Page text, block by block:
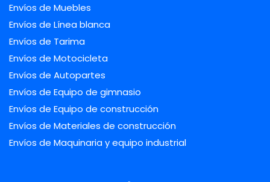
Envíos de Muebles
Envíos de Línea blanca
Envíos de Tarima
Envíos de Motocicleta
Envíos de Autopartes
Envíos de Equipo de gimnasio
Envíos de Equipo de construcción
Envíos de Materiales de construcción
Envíos de Maquinaria y equipo industrial